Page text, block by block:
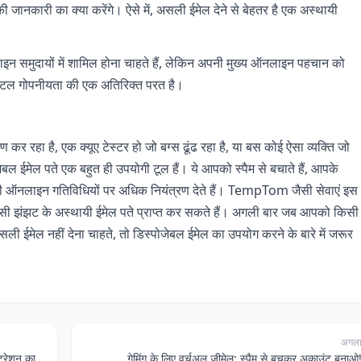
जानकारी का क्या करेंगे। ऐसे में, असली ईमेल देने से बेहतर है एक अस्थायी
समुदायों में शामिल होना चाहते हैं, लेकिन अपनी मुख्य ऑनलाइन पहचान को
की एक अतिरिक्त परत है।
कर रहा है, एक क्यूए टेस्टर हो जो बग्स ढूंढ रहा है, या बस कोई ऐसा व्यक्ति जो
ईमेल पते एक बहुत ही उपयोगी टूल हैं। ये आपको स्पैम से बचाते हैं, आपके
गतिविधियों पर अधिक नियंत्रण देते हैं। TempTom जैसी सेवाएं इस
झंझट के अस्थायी ईमेल पते प्राप्त कर सकते हैं। अगली बार जब आपको किसी
ईमेल नहीं देना चाहते, तो डिस्पोजेबल ईमेल का उपयोग करने के बारे में जरूर
अगला